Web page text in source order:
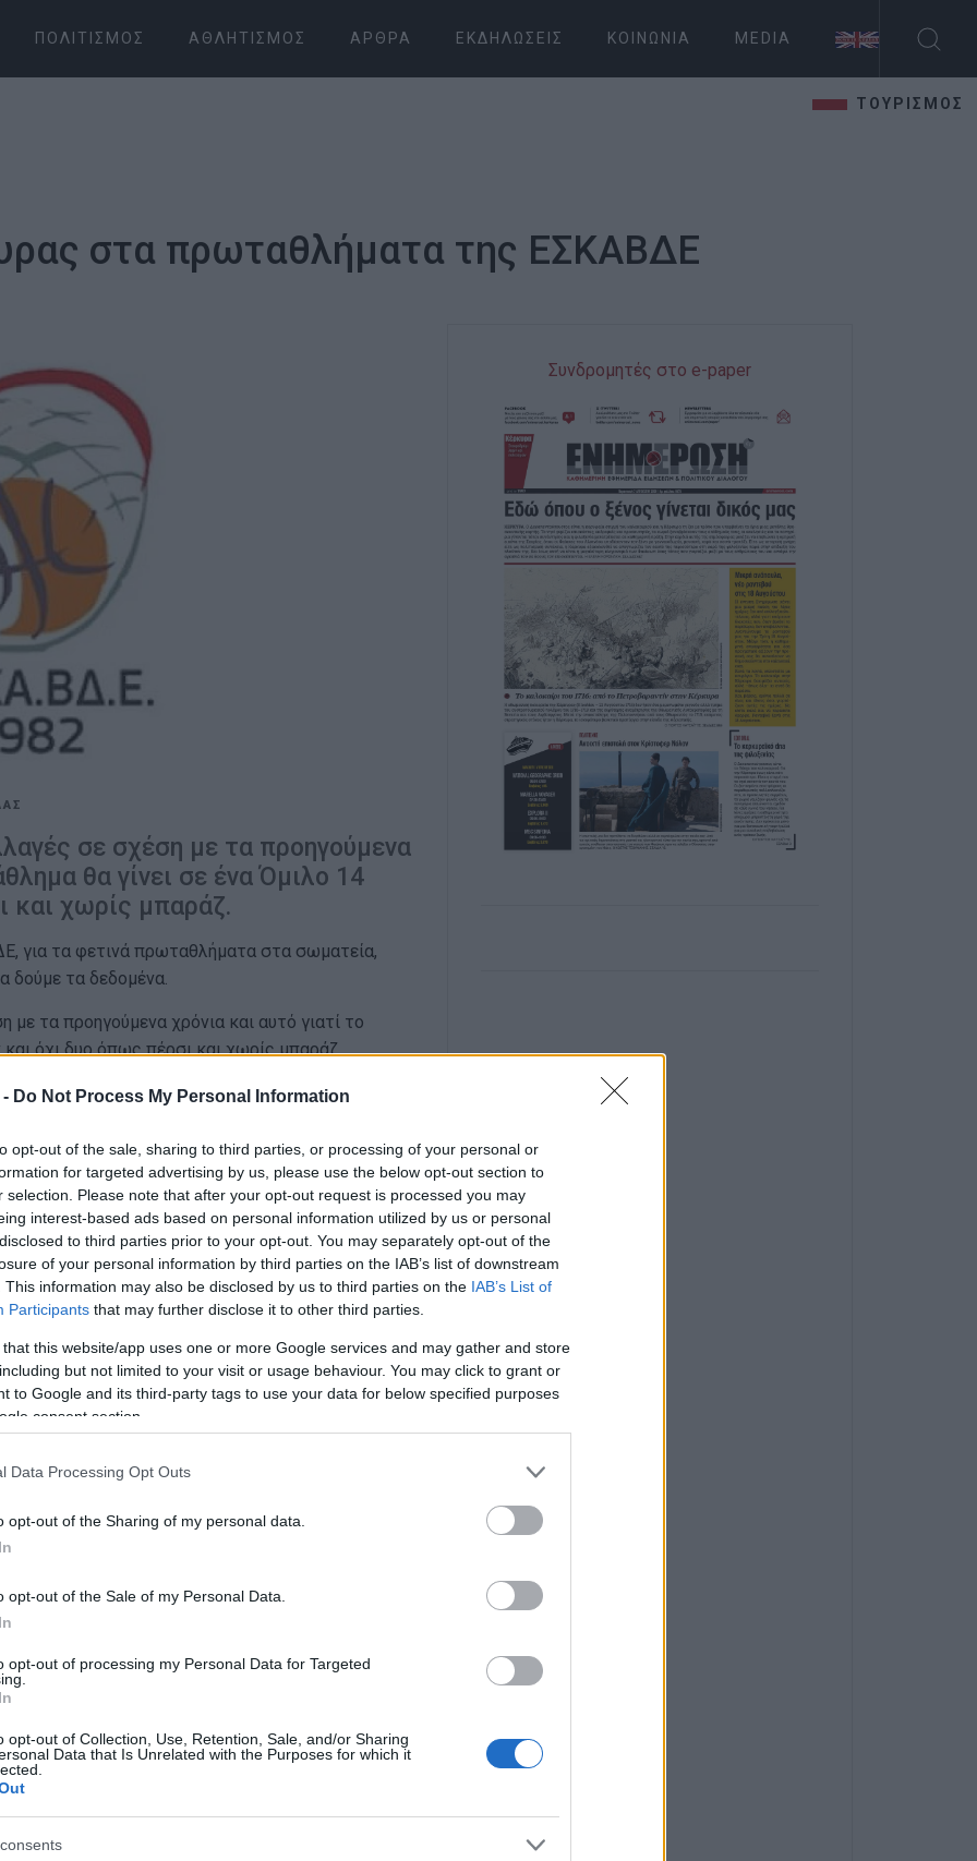
Do Not Process My Personal Information
opt-out of the sale, sharing to third parties, or processing of your personal or
for targeted advertising by us, please use the below opt-out section to
selection. Please note that after your opt-out request is processed you may
interest-based ads based on personal information utilized by us or personal
to third parties prior to your opt-out. You may separately opt-out of the
of your personal information by third parties on the IAB’s list of downstream
This information may also be disclosed by us to third parties on the IAB’s List of
Participants that may further disclose it to other third parties.
that this website/app uses one or more Google services and may gather and store
but not limited to your visit or usage behaviour. You may click to grant or
to Google and its third-party tags to use your data for below specified purposes
consent section.
Data Processing Opt Outs
opt-out of the Sharing of my personal data.
opt-out of the Sale of my Personal Data.
opt-out of processing my Personal Data for Targeted
opt-out of Collection, Use, Retention, Sale, and/or Sharing
Data that Is Unrelated with the Purposes for which it
ΠΟΛΙΤΙΣΜΌΣ ΑΘΛΗΤΙΣΜΌΣ ΆΡΘΡΑ ΕΚΔΗΛΏΣΕΙΣ ΚΟΙΝΩΝΊΑ MEDIA
ΤΟΥΡΙΣΜΟΣ
στα πρωταθλήματα της ΕΣΚΑΒΔΕ
σε σχέση με τα προηγούμενα
θα γίνει σε ένα Όμιλο 14
και χωρίς μπαράζ.
για τα φετινά πρωταθλήματα στα σωματεία,
δούμε τα δεδομένα.
με τα προηγούμενα χρόνια και αυτό γιατί το
όχι δυο όπως πέρσι και χωρίς μπαράζ.
μας ο Κερκυραϊκός, ο Φαίακας, ο Λέων και οι
από τα Γιάννενα τους Μολοσσούς και τον ΠΑΣ
από Άρτα τον Πύρρος και τον Αίας, από
Αγρινίου, τον Λέοντα Μεσολογγίου και τον ΠΑΣ
με wild card στη Γ΄ εθνική.
18 Αυγούστου, η κλήρωση την Κυριακή 3
το Σάββατο 7 Οκτωβρίου.
στην 1η θέση, ενώ υποβιβάζονται οι δύο
την Γ’ Εθνική υποβιβαστούν ομάδες, ο
Α΄ ΕΣΚΑΒΔΕ.
για τις τέσσερις ομάδες του νησιού μας που θα
σήμερα. Οι ομάδες θα χωριστούν σε 3
ο Θρύλος Ιωαννίνων,
Πόλη Άρτας, ο Α.Ο. Πάργας, ο Αίολος Αστακού,
ο Α.Ο. Βόνιτσας, ο Γ.Ο. Αμφιλοχίας, ο Αχιλλέας
και ο Απόλλων Μεσολογγίου. Οι Όμιλοι θα
λογικά δεν θα υπάρχει αμιγώς Όμιλος
ομάδες από άλλους νομούς.
18 Αυγούστου, η κλήρωση την Κυριακή 3
το Σάββατο 5 Νοεμβρίου.
όπως ήταν πέρσι αλλά… οι δύο πρώτες
έναν όμιλο μεταφέρουν τα μεταξύ τους
με τις τέσσερις των άλλων Ομίλων. Οι τρεις (3)
Συνδρομητές στο e-paper